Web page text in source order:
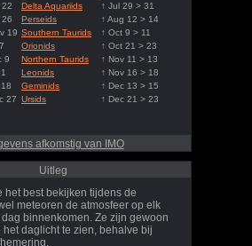
22
Delta Aquariids
↑ Jul 29 > 31
26
Perseids
↑ Aug 12 > 14
19 Southern Taurids
↑ Oct 9 > 11
Orionids
↑ Oct 21 > 23
9
Northern Taurids
↑ Nov 11 > 13
Leonids
↑ Nov 16 > 18
Geminids
↑ Dec 13 > 15
27 Ursids ↑ Dec 21 > 23
afkomstig van IMO
Uitleg
het best bekijken tijdens de
meteoren de atmosfeer op elk
binnenkomen. Ze zijn gewoon
daglicht te zien, behalve bij